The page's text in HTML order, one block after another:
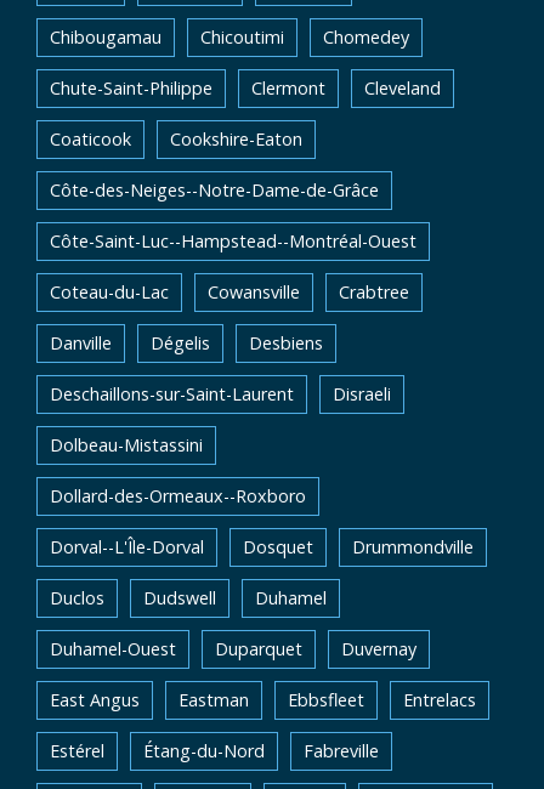
Chibougamau Chicoutimi Chomedey
Chute-Saint-Philippe Clermont Cleveland
Coaticook Cookshire-Eaton
Côte-des-Neiges--Notre-Dame-de-Grâce
Côte-Saint-Luc--Hampstead--Montréal-Ouest
Coteau-du-Lac Cowansville Crabtree
Danville Dégelis Desbiens
Deschaillons-sur-Saint-Laurent Disraeli
Dolbeau-Mistassini
Dollard-des-Ormeaux--Roxboro
Dorval--L'Île-Dorval Dosquet Drummondville
Duclos Dudswell Duhamel
Duhamel-Ouest Duparquet Duvernay
East Angus Eastman Ebbsfleet Entrelacs
Estérel Étang-du-Nord Fabreville